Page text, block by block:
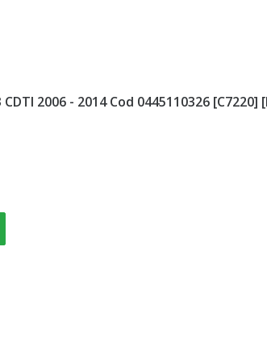
2006 - 2014 Cod 0445110326 [C7220]